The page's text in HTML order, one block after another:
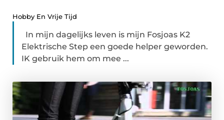
Hobby En Vrije Tijd
In mijn dagelijks leven is mijn Fosjoas K2
Elektrische Step een goede helper geworden.
IK gebruik hem om mee ...